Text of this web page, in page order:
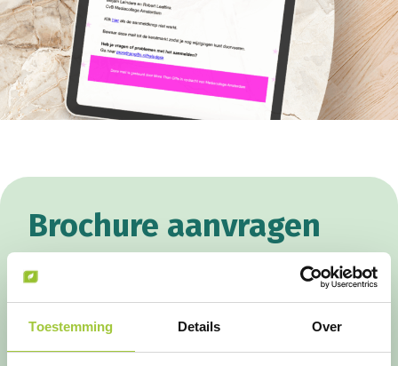
Toestemming Details Over
Brochure aanvragen
Ontvang onze uitgebreide online brochure over
de wintermarkten met alle informatie over het
en verzendmogelijkheden.